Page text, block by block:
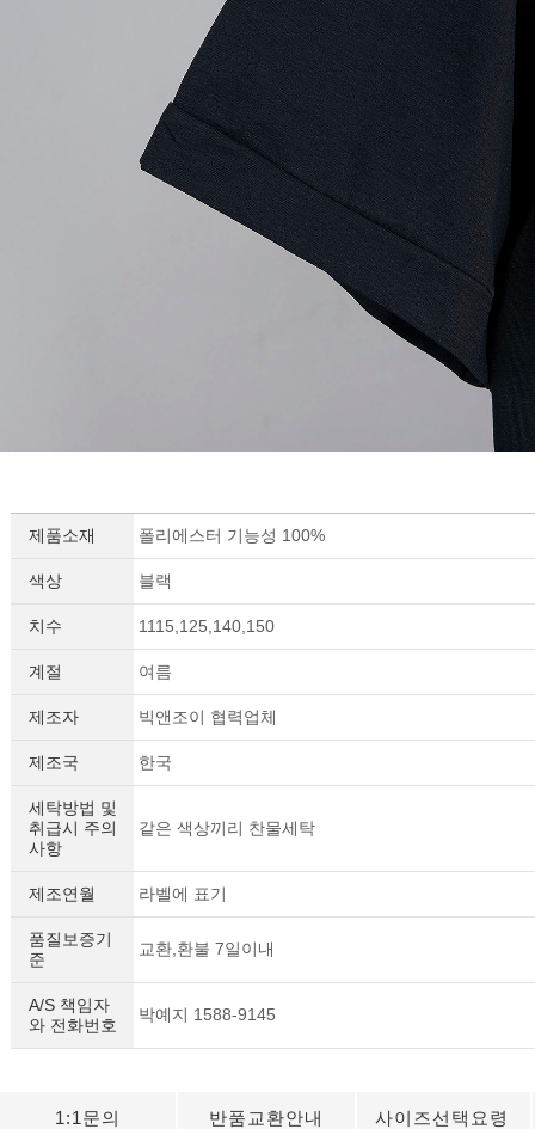
제품소재 폴리에스터 기능성 100%
색상 블랙
치수 1115,125,140,150
계절 여름
제조자 빅앤조이 협력업체
제조국 한국
세탁방법 및
취급시 주의
사항
같은 색상끼리 찬물세탁
제조연월 라벨에 표기
품질보증기
준
교환,환불 7일이내
A/S 책임자
와 전화번호
박예지 1588-9145
1:1문의 반품교환안내 사이즈선택요령